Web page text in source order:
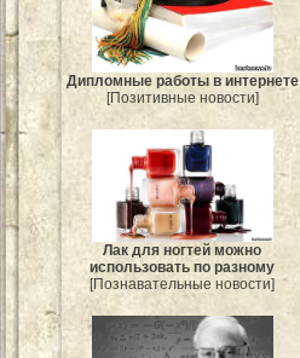
Дипломные работы в интернете
[Позитивные новости]
Лак для ногтей можно
использовать по разному
[Познавательные новости]